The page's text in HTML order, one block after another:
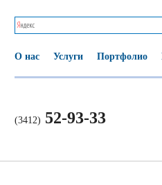
О нас Услуги Портфолио
(3412) 52-93-33